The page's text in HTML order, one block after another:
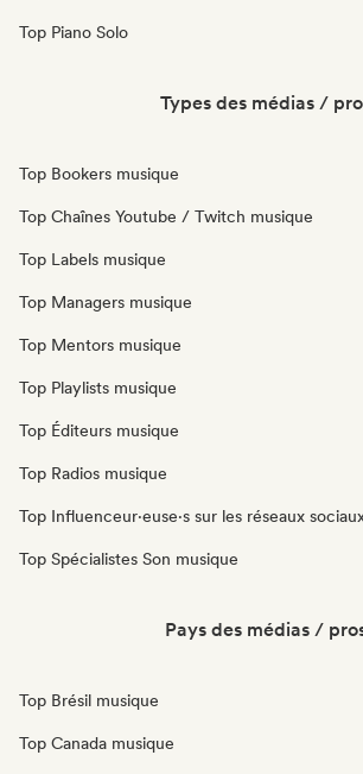
Top Piano Solo
Types des médias /
Top Bookers musique
Top Chaînes Youtube / Twitch musique
Top Labels musique
Top Managers musique
Top Mentors musique
Top Playlists musique
Top Éditeurs musique
Top Radios musique
Top Influenceur·euse·s sur les réseaux
Top Spécialistes Son musique
Pays des médias /
Top Brésil musique
Top Canada musique